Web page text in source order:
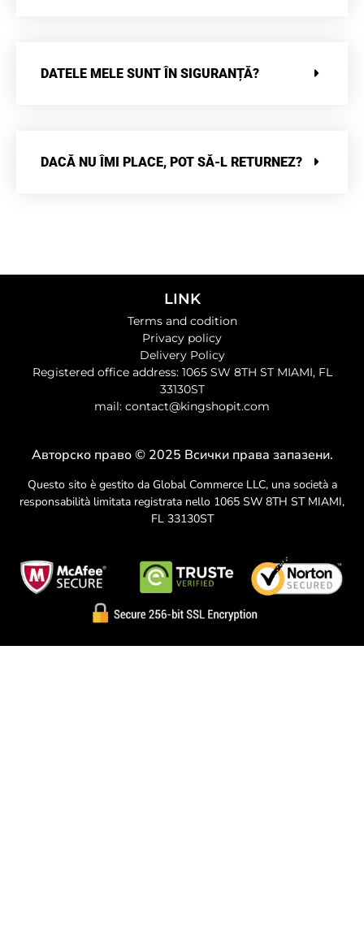
DATELE MELE SUNT ÎN SIGURANȚĂ?
DACĂ NU ÎMI PLACE, POT SĂ-L RETURNEZ?
LINK
Terms and codition
Privacy policy
Delivery Policy
Registered office address: 1065 SW 8TH ST MIAMI, FL
33130ST
mail: contact@kingshopit.com
Авторско право © 2025 Всички права запазени.
Questo sito è gestito da Global Commerce LLC, una società a
responsabilità limitata registrata nello 1065 SW 8TH ST MIAMI,
FL 33130ST